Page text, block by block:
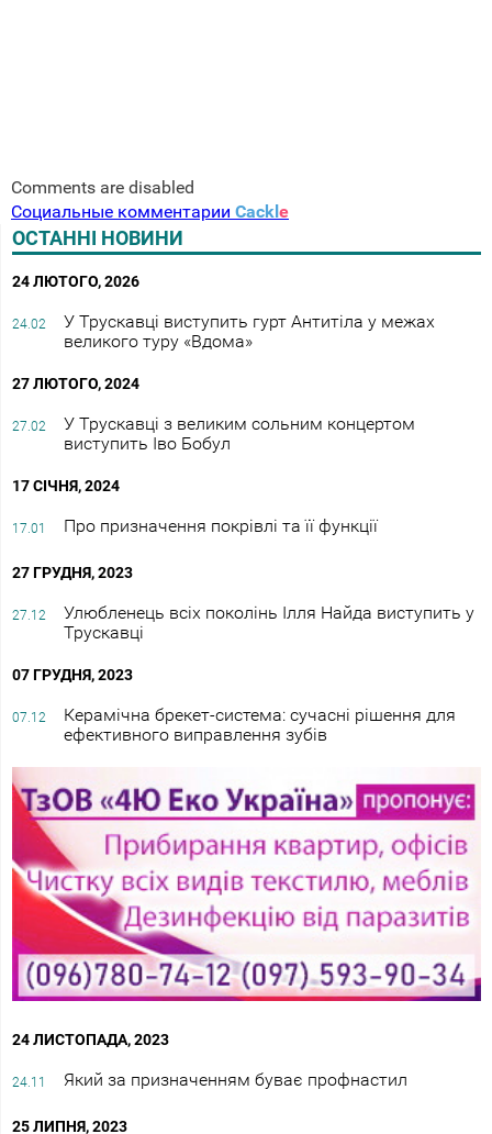
Comments are disabled
Социальные комментарии Cackle
ОСТАННІ НОВИНИ
24 ЛЮТОГО, 2026
24.02
У Трускавці виступить гурт Антитіла у межах
великого туру «Вдома»
27 ЛЮТОГО, 2024
27.02
У Трускавці з великим сольним концертом
виступить Іво Бобул
17 СІЧНЯ, 2024
17.01 Про призначення покрівлі та її функції
27 ГРУДНЯ, 2023
27.12
Улюбленець всіх поколінь Ілля Найда виступить у
Трускавці
07 ГРУДНЯ, 2023
07.12
Керамічна брекет-система: сучасні рішення для
ефективного виправлення зубів
24 ЛИСТОПАДА, 2023
24.11 Який за призначенням буває профнастил
25 ЛИПНЯ, 2023